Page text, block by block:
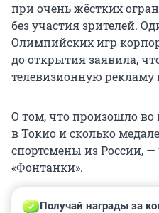
при очень жёстких
без участия зрителей.
Олимпийских игр
до открытия заявила,
телевизионную
О том, что произошло
в Токио и сколько
спортсмены из России, —
«Фонтанки».
Получай награды за